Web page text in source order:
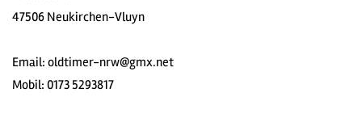
47506 Neukirchen-Vluyn
Email: oldtimer-nrw@gmx.net
Mobil: 0173 5293817